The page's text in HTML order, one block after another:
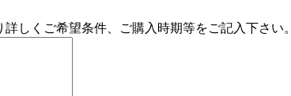
しくご希望条件、ご購入時期等をご記入下さい。